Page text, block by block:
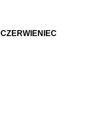
CZERWIENIEC